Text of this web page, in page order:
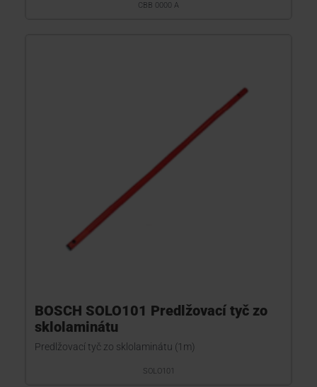
CBB 0000 A
BOSCH SOLO101 Predlžovací tyč zo
sklolaminátu
Predlžovací tyč zo sklolaminátu (1m)
SOLO101